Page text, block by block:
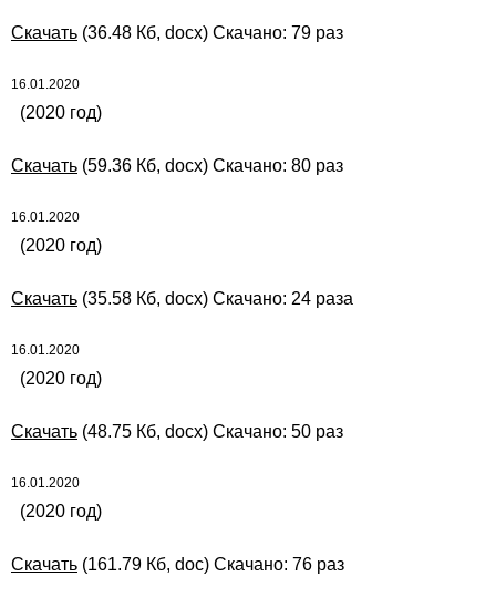
Скачать (36.48 Кб, docx) Скачано: 79 раз
16.01.2020
(2020 год)
Скачать (59.36 Кб, docx) Скачано: 80 раз
16.01.2020
(2020 год)
Скачать (35.58 Кб, docx) Скачано: 24 раза
16.01.2020
(2020 год)
Скачать (48.75 Кб, docx) Скачано: 50 раз
16.01.2020
(2020 год)
Скачать (161.79 Кб, doc) Скачано: 76 раз